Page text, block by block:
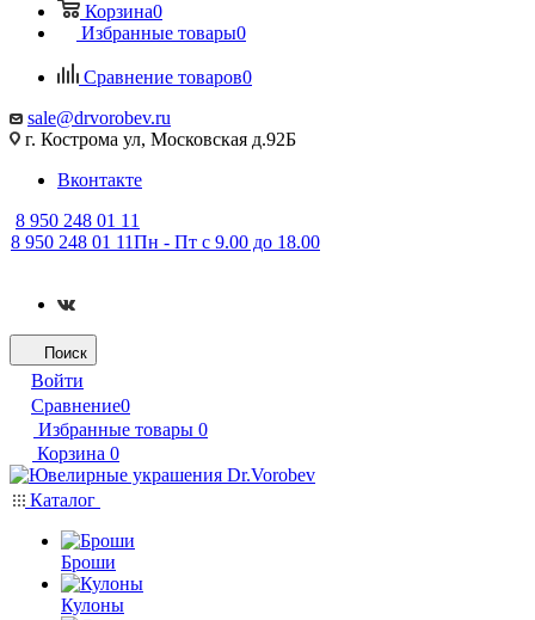
Корзина0
Избранные товары0
Сравнение товаров0
sale@drvorobev.ru
г. Кострома ул, Московская д.92Б
Вконтакте
8 950 248 01 11
8 950 248 01 11Пн - Пт с 9.00 до 18.00
Поиск
Войти
Сравнение0
Избранные товары 0
Корзина 0
Каталог
Броши
Кулоны